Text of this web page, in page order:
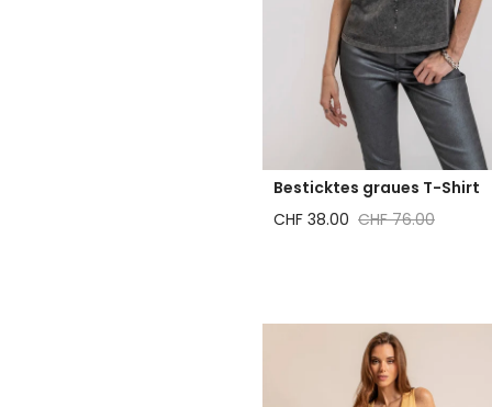
Besticktes graues T-Shirt
Reduzierter Preis
CHF 38.00 Regulärer Preis
CHF 76.00